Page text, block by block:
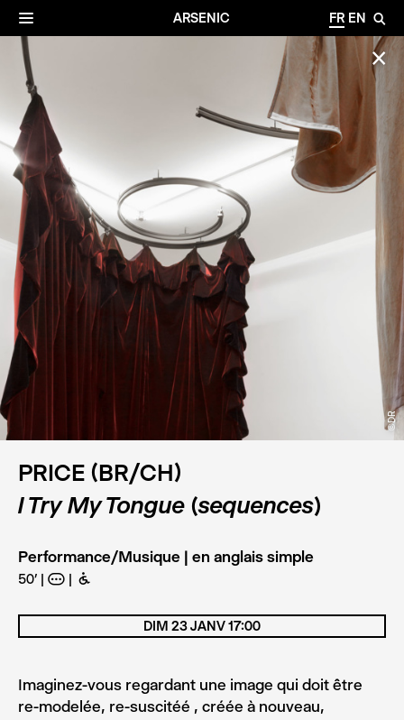
ARSENIC FR EN 🔎
☰
✕
©DR
PRICE (BR/CH)
I Try My Tongue (sequences)
Performance/Musique | en anglais simple
50’ A B
Imaginez-vous regardant une image qui doit être
re-modelée, re-suscitéé , créée à nouveau,
DIM 23 JANV 17:00